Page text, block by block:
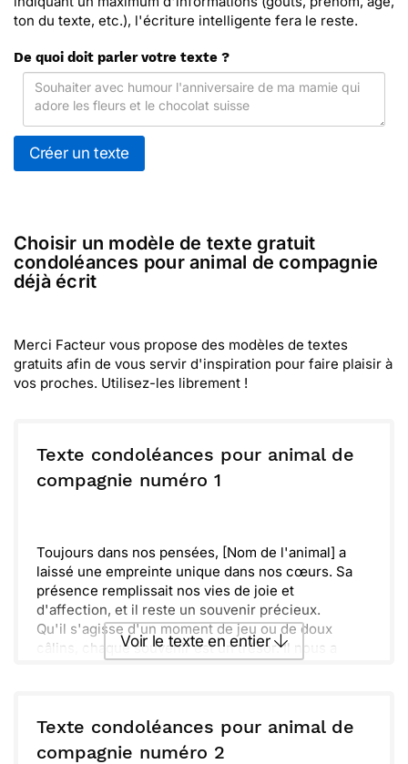
ton du texte, etc.), l'écriture intelligente fera le reste.
De quoi doit parler votre texte ?
Créer un texte
Choisir un modèle de texte gratuit
condoléances pour animal de compagnie
déjà écrit
Merci Facteur vous propose des modèles de textes
gratuits afin de vous servir d'inspiration pour faire plaisir à
vos proches. Utilisez-les librement !
Texte condoléances pour animal de
compagnie numéro 1
Toujours dans nos pensées, [Nom de l'animal] a
laissé une empreinte unique dans nos cœurs. Sa
présence remplissait nos vies de joie et
d'affection, et il reste un souvenir précieux.
Qu'il s'agisse d'un moment de jeu ou de doux
câlins, chaque souvenir est un trésor. Il nous a
Nous sommes là pour vous, pour partager l'amour
et le chagrin que [Nom de l'animal] nous a laissés.
Voir le texte en entier
ou : Copier Recevoir par mail
Texte condoléances pour animal de
compagnie numéro 2